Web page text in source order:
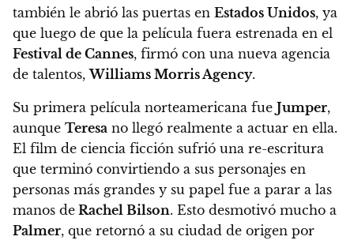
también le abrió las puertas en Estados Unidos, ya
que luego de que la película fuera estrenada en el
Festival de Cannes, firmó con una nueva agencia
de talentos,Williams Morris Agency.
Su primera película norteamericana fue Jumper,
aunque Teresa no llegó realmente a actuar en ella.
El film de ciencia ficción sufrió una re-escritura
que terminó convirtiendo a sus personajes en
personas más grandes y su papel fue a parar a las
manos de Rachel Bilson. Esto desmotivó mucho a
Palmer, que retornó a su ciudad de origen por